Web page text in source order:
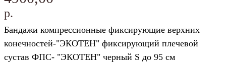
р.
Бандажи компрессионные фиксирующие верхних
конечностей-"ЭКОТЕН" фиксирующий плечевой
сустав ФПС- "ЭКОТЕН" черный S до 95 см